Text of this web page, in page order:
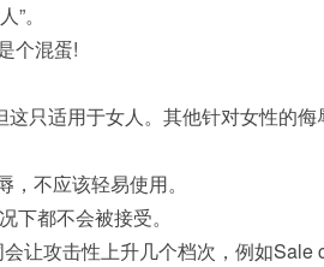
。
个混蛋!
只适用于女人。其他针对女性的
不应该轻易使用。
下都不会被接受。
让攻击性上升几个档次，例如